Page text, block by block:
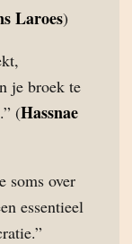
Laroes)
je broek te
(Hassnae
soms over
essentieel